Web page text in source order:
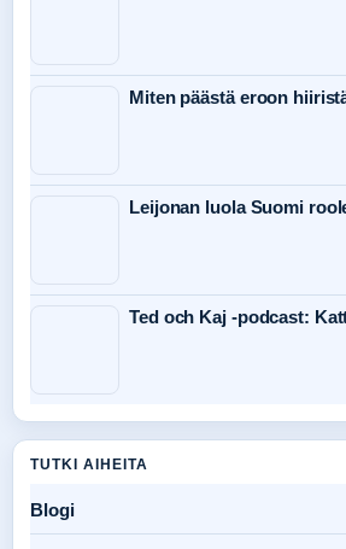
Miten päästä eroon
Leijonan luola Suomi
Ted och Kaj -podcast:
TUTKI AIHEITA
Blogi